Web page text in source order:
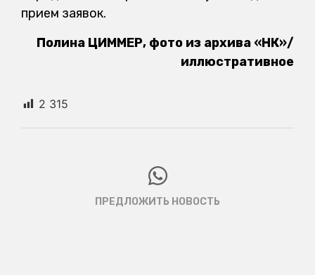
прием заявок.
Полина ЦИММЕР, фото из архива «НК»/
иллюстративное
2 315
ПРЕДЛОЖИТЬ НОВОСТЬ